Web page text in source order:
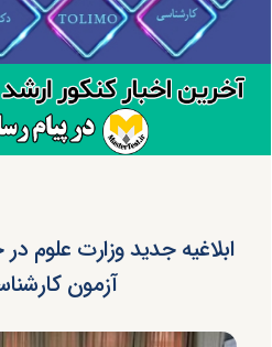
ابلاغیه جدید وزارت
آزمون